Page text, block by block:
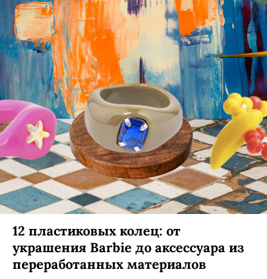
12 пластиковых колец: от
украшения Barbie до аксессуара из
переработанных материалов